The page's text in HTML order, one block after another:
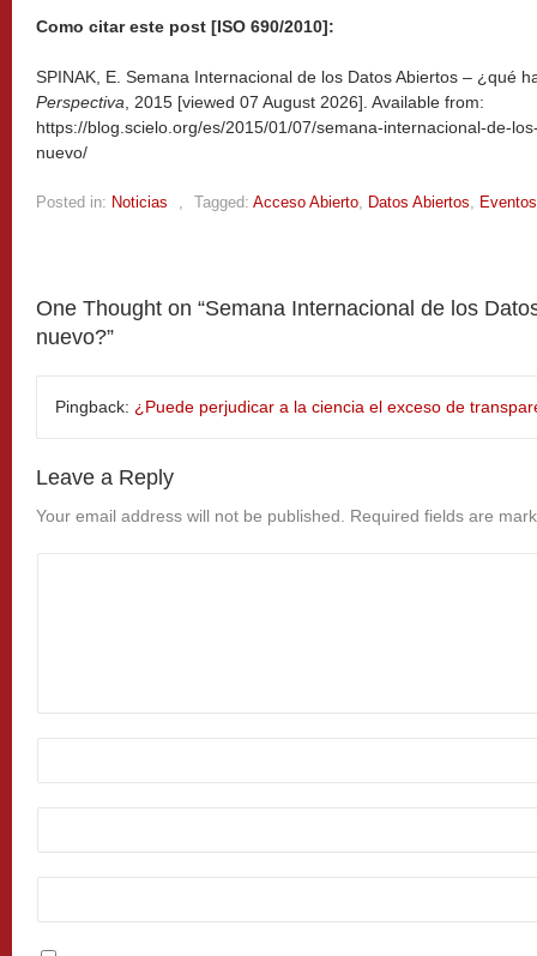
Como citar este post [ISO 690/2010]:
SPINAK, E. Semana Internacional de los Datos Abiertos – ¿qué
Perspectiva , 2015 [viewed 07 August 2026]. Available from:
https://blog.scielo.org/es/2015/01/07/semana-internacional-de-
nuevo/
Posted in: Noticias Tagged: Acceso Abierto Datos Abiertos Eventos
One Thought on “Semana Internacional de los
nuevo?”
Pingback: ¿Puede perjudicar a la ciencia el exceso de
Leave a Reply
Your email address will not be published. Required fields are